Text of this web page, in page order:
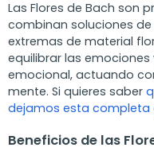
Las Flores de Bach son
combinan soluciones
extremas de material
equilibrar las
emocional, actuando
mente. Si quieres saber
dejamos esta completa
Beneficios de las